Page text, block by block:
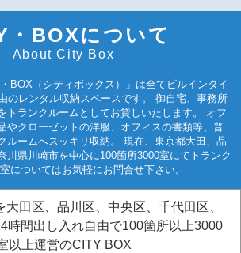
・BOXについて
About City Box
BOX（シティボックス）」は全てビルインタイ
のレンタル収納スペースです。 御自宅、事務所
トランクルームとしてお貸しいたします。 オフ
やクローゼットの洋服、オフィスの書類等、普
ルームへスッキリ収納。 現在、東京都大田、品
川県川崎市を中心に100箇所3000室にてトランク
についてはお気軽にお問合せ下さい。
大田区、品川区、中央区、千代田区、
時間出し入れ自由で100箇所以上3000
以上運営のCITY BOX